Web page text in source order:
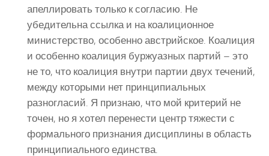
апеллировать только к согласию. Не
убедительна ссылка и на коалиционное
министерство, особенно австрийское. Коалиция
и особенно коалиция буржуазных партий – это
не то, что коалиция внутри партии двух течений,
между которыми нет принципиальных
разногласий. Я признаю, что мой критерий не
точен, но я хотел перенести центр тяжести с
формального признания дисциплины в область
принципиального единства.